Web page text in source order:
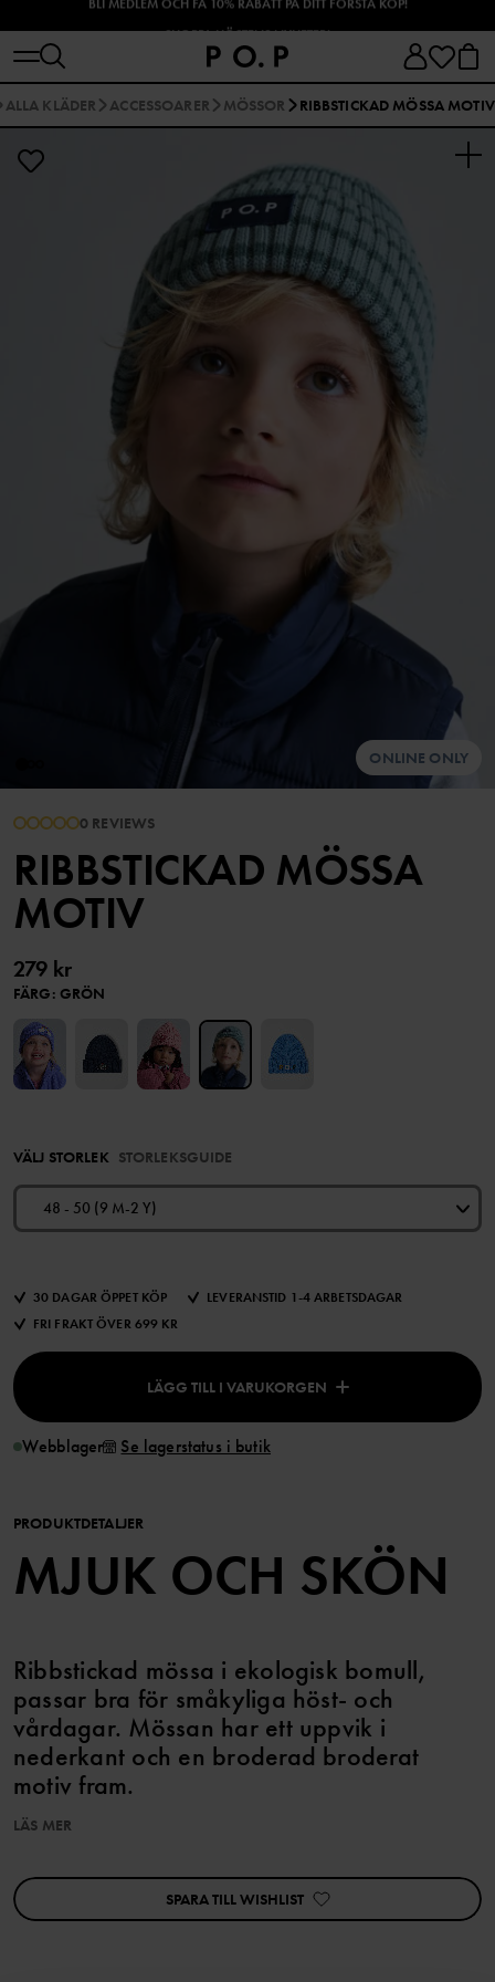
ALLA KLÄDER ACCESSOARER MÖSSOR RIBBSTICKAD MÖSSA MOTIV
ONLINE ONLY
0 REVIEWS
RIBBSTICKAD MÖSSA
MOTIV
279 kr
FÄRG: GRÖN
VÄLJ STORLEK STORLEKSGUIDE
48 - 50 (9 M-2 Y)
30 DAGAR ÖPPET KÖP
LEVERANSTID 1-4 ARBETSDAGAR
FRI FRAKT ÖVER 699 KR
LÄGG TILL I VARUKORGEN
Webblager Se lagerstatus i butik
PRODUKTDETALJER
MJUK OCH SKÖN
Ribbstickad mössa i ekologisk bomull,
passar bra för småkyliga höst- och
vårdagar. Mössan har ett uppvik i
nederkant och en broderad broderat
motiv fram.
Artikelnummer
Tillverkningsland:Kina
Fabrik
Tonglu Ling Hui Knitting Co Ltd
Läs mer
LÄS MER
SPARA TILL WISHLIST